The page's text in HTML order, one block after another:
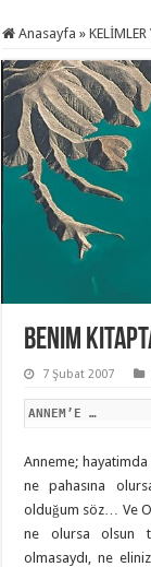
Anasayfa » KELİMLER
Benim
7 Şubat 2007
ANNEM’E …
Anneme; hayatimda
ne pahasına
olduğum söz… Ve
ne olursa olsun
olmasaydı, ne